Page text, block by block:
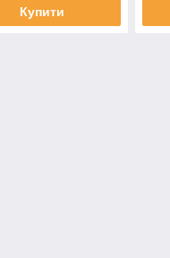
Купити